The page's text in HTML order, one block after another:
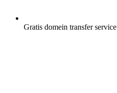
Gratis domein transfer service